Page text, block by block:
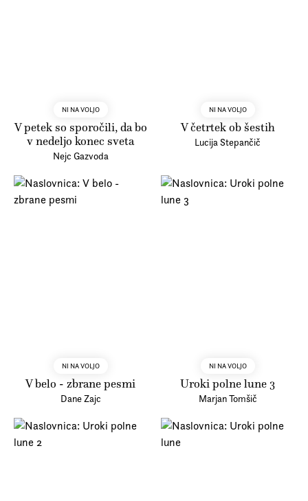
NI NA VOLJO
V petek so sporočili, da bo
v nedeljo konec sveta
Nejc Gazvoda
NI NA VOLJO
V četrtek ob šestih
Lucija Stepančič
NI NA VOLJO
V belo - zbrane pesmi
Dane Zajc
NI NA VOLJO
Uroki polne lune 3
Marjan Tomšič